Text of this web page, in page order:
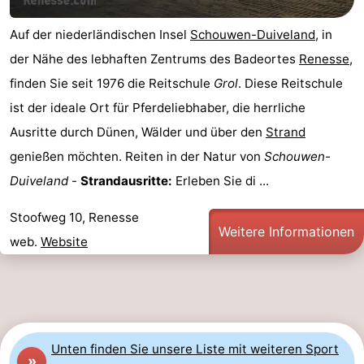
Aussichtspunkte
Attraktionen
-
Spielplätze
-
Indoor-
-
Minigolfplätze
Wellness-
Städte
Führungen
Auf der niederländischen Insel Schouwen-Duiveland, in
der Nähe des lebhaften Zentrums des Badeortes Renesse,
finden Sie seit 1976 die Reitschule Grol. Diese Reitschule
ist der ideale Ort für Pferdeliebhaber, die herrliche
Ausritte durch Dünen, Wälder und über den Strand
genießen möchten. Reiten in der Natur von Schouwen-
Duiveland- Strandausritte: Erleben Sie di ...
Stoofweg 10, Renesse
web. Website
Weitere Informationen
Unten finden Sie unsere Liste mit weiteren Sport